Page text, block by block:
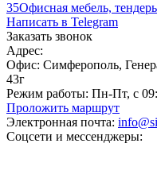
35Офисная мебель,
Написать в Telegram
Заказать звонок
Адрес:
Офис: Симферополь,
43г
Режим работы: Пн-Пт, с
Проложить маршрут
Электронная почта:
Соцсети и мессенджеры: